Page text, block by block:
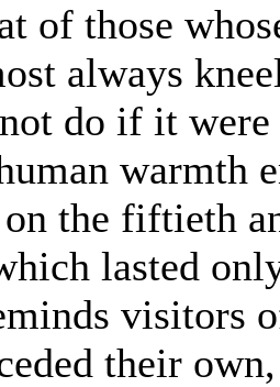
of those
always
do if it were
warmth
the fiftieth
lasted
visitors
their